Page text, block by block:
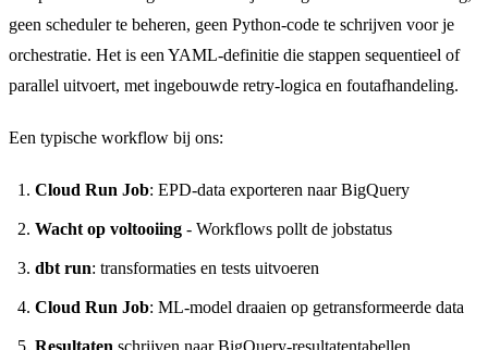
geen scheduler te beheren, geen Python-code te schrijven voor je
orchestratie. Het is een YAML-definitie die stappen sequentieel of
parallel uitvoert, met ingebouwde retry-logica en foutafhandeling.
Een typische workflow bij ons:
Cloud Run Job: EPD-data exporteren naar BigQuery
Wacht op voltooiing - Workflows pollt de jobstatus
dbt run: transformaties en tests uitvoeren
Cloud Run Job: ML-model draaien op getransformeerde data
Resultaten schrijven naar BigQuery-resultatentabellen